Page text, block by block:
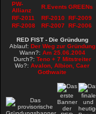
PW-
Allianz
R.Events GREENs
RF-2011
RF-2010 RF-2009
RF-2008
RF-2007 RF-2006
RED FIST - Die Gründung
Ablauf: Der Weg zur Gründung
Wann?: Am 25.06.2004
Durch?: Teno + 7 Mitstreiter
Wo?:Avalon, Albion, Caer
Gothwaite